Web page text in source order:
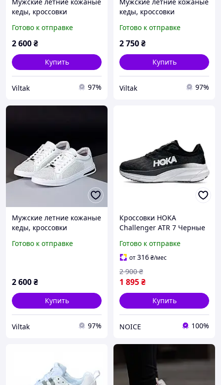
кеды, кроссовки
дышащие на лето для
мужчин, размеры 40-45
Готово к отправке
2 600₴
Купить
Viltak 97%
кеды, кроссовки
размера белые баталы
великаны для мужчин на
50
Готово к отправке
2 750₴
Купить
Viltak 97%
Мужские летние кожаные
кеды, кроссовки
дышащие на лето для
Готово к отправке
2 600₴
Купить
Viltak 97%
Кроссовки HOKA
Challenger ATR 7 Черные
беговые кроссовки Хока
для спорта кросы
Готово к отправке
от316₴/мес
1 895₴
2 900 ₴
Купить
NOICE 100%